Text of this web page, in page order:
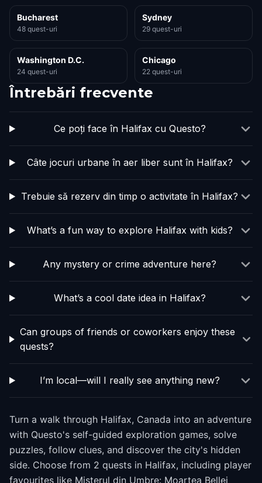
Bucharest
48 quest-uri
Sydney
29 quest-uri
Washington D.C.
24 quest-uri
Chicago
22 quest-uri
Întrebări frecvente
Ce poți face în Halifax cu Questo?
Câte jocuri urbane în aer liber sunt în Halifax?
Trebuie să rezerv din timp o activitate în Halifax?
What’s a fun way to explore Halifax with kids?
Any mystery or crime adventure here?
What’s a cool date idea in Halifax?
Can groups of friends or coworkers enjoy these
quests?
I’m local—will I really see anything new?
Turn a walk through Halifax, Canada into an adventure
with Questo's self-guided exploration games, solve
puzzles, follow clues, and discover the city's hidden
side. Choose from 2 quests in Halifax, including player
favourites like Misterul din Umbre: Moartea Bellei